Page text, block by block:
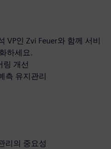
VP인 Zvi Feuer와 함께 서비
하세요.
링 개선
측 유지관리
리의 중요성